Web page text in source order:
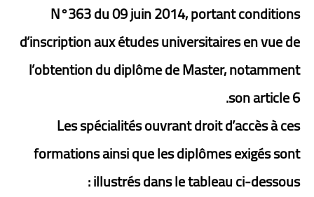
N°363 du 09 juin 2014, portant conditions
d’inscription aux études universitaires en vue de
l’obtention du diplôme de Master, notamment
son article 6.
Les spécialités ouvrant droit d’accès à ces
formations ainsi que les diplômes exigés sont
illustrés dans le tableau ci-dessous :